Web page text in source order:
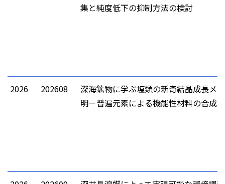
集と純度低下の抑制方法の検討
2026 202608
深海鉱物に学ぶ塩類の新奇結晶成長メ
明－普遍元素による機能性材料の合成